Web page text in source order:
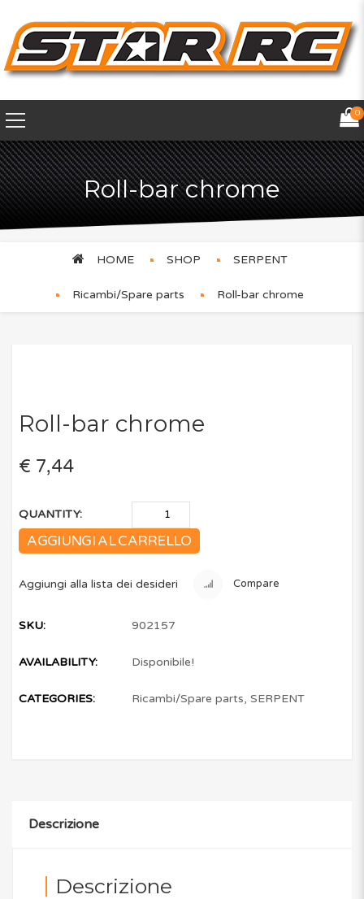
0
Roll-bar chrome
HOME SHOP SERPENT
Ricambi/Spare parts Roll-bar chrome
Roll-bar chrome
€ 7,44
QUANTITY:
AGGIUNGI AL CARRELLO
Aggiungi alla lista dei desideri Compare
SKU: 902157
AVAILABILITY: Disponibile!
CATEGORIES: Ricambi/Spare parts,SERPENT
Descrizione
Descrizione